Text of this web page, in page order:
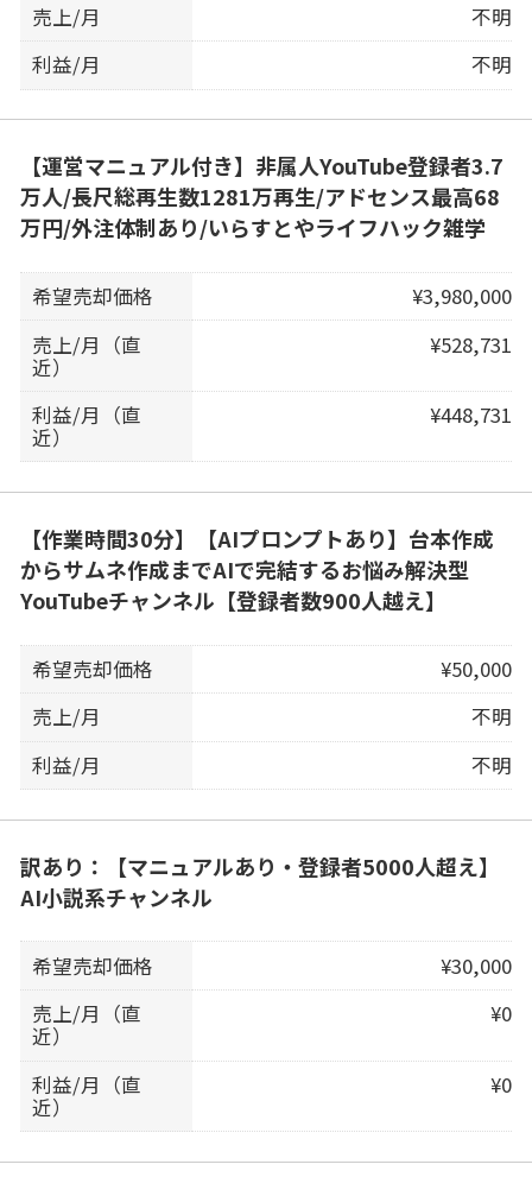
売上/月
不明
利益/月
不明
【運営マニュアル付き】非属人YouTube登録者3.7
万人/長尺総再生数1281万再生/アドセンス最高68
万円/外注体制あり/いらすとやライフハック雑学
希望売却価格
¥3,980,000
売上/月（直
近）
¥528,731
利益/月（直
近）
¥448,731
【作業時間30分】【AIプロンプトあり】台本作成
からサムネ作成までAIで完結するお悩み解決型
YouTubeチャンネル【登録者数900人越え】
希望売却価格
¥50,000
売上/月
不明
利益/月
不明
訳あり：【マニュアルあり・登録者5000人超え】
AI小説系チャンネル
希望売却価格
¥30,000
売上/月（直
近）
¥0
利益/月（直
近）
¥0